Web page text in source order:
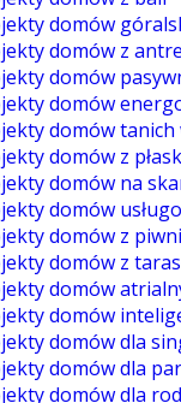
domów
domów z
domów
domów
domów tanich
domów z
domów na
domów
domów z
domów z
domów
domów
domów dla
domów dla par
domów dla